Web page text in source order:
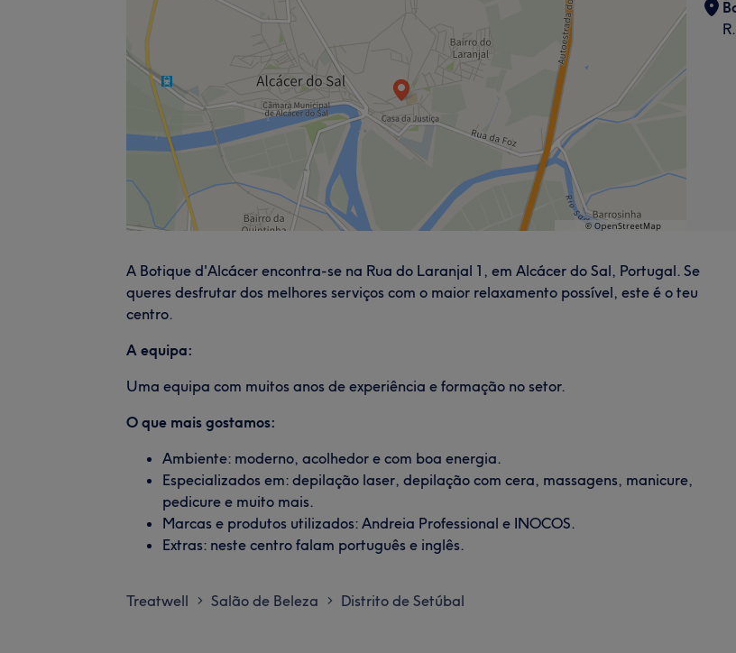
A Botique d'Alcácer encontra-se na Rua do Laranjal 1, em Alcácer do Sal, Portugal. Se
queres desfrutar dos melhores serviços com o maior relaxamento possível, este é o teu
centro.
A equipa:
Uma equipa com muitos anos de experiência e formação no setor.
O que mais gostamos:
Ambiente: moderno, acolhedor e com boa energia.
Especializados em: depilação laser, depilação com cera, massagens, manicure,
pedicure e muito mais.
Marcas e produtos utilizados: Andreia Professional e INOCOS.
Extras: neste centro falam português e inglês.
Treatwell > Salão de Beleza > Distrito de Setúbal